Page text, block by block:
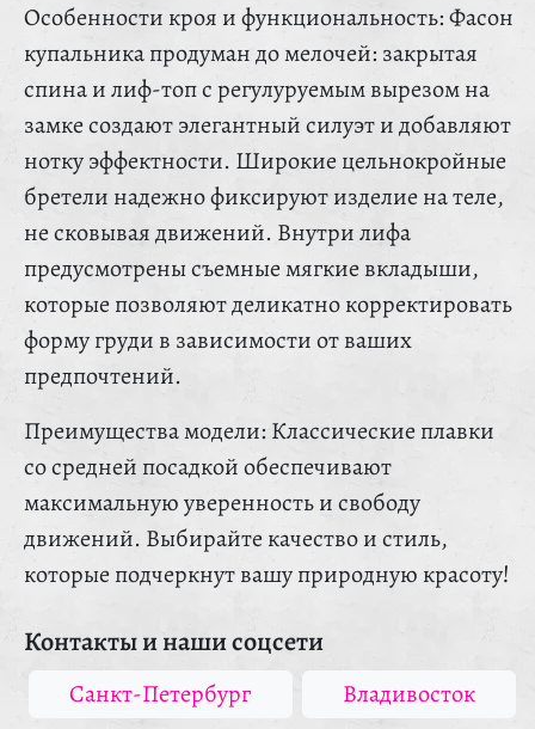
Особенности кроя и функциональность: Фасон
купальника продуман до мелочей: закрытая
спина и лиф-топ с регулуруемым вырезом на
замке создают элегантный силуэт и добавляют
нотку эффектности. Широкие цельнокройные
бретели надежно фиксируют изделие на теле,
не сковывая движений. Внутри лифа
предусмотрены съемные мягкие вкладыши,
которые позволяют деликатно корректировать
форму груди в зависимости от ваших
предпочтений.
Преимущества модели: Классические плавки
со средней посадкой обеспечивают
максимальную уверенность и свободу
движений. Выбирайте качество и стиль,
которые подчеркнут вашу природную красоту!
Контакты и наши соцсети
Санкт-Петербург Владивосток